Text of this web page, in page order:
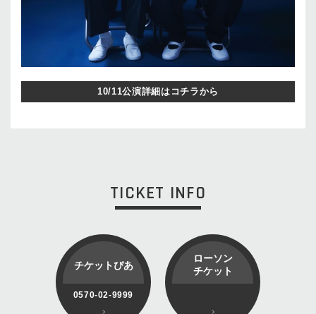
10/11公演詳細はコチラから
TICKET INFO
チケットぴあ
0570-02-9999
ローソン
チケット